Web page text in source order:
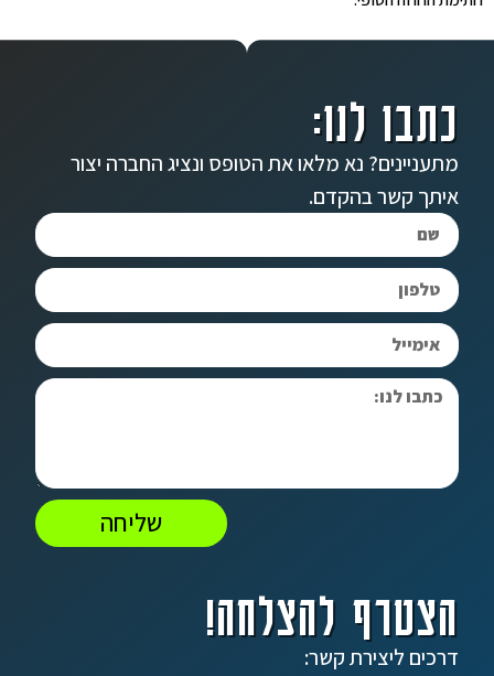
הצטרף להצלחה!
דרכים ליצירת קשר:
כתבו לנו:
מתעניינים? נא מלאו את הטופס ונציג החברה יצור
איתך קשר בהקדם.
שליחה